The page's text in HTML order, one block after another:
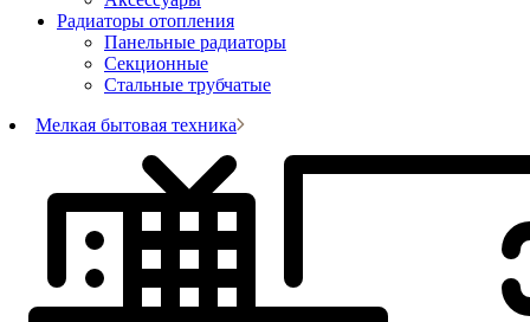
Радиаторы отопления
Панельные радиаторы
Секционные
Стальные трубчатые
Мелкая бытовая техника